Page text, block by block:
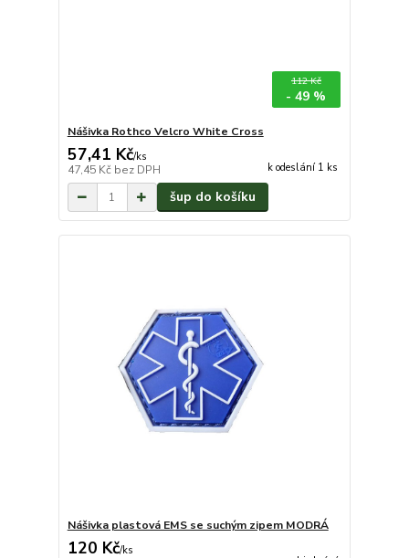
112 Kč
- 49 %
Nášivka Rothco Velcro White Cross
57,41 Kč/ks
47,45 Kč bez DPH k odeslání 1 ks
šup do košíku
Nášivka plastová EMS se suchým zipem MODRÁ
120 Kč/ks